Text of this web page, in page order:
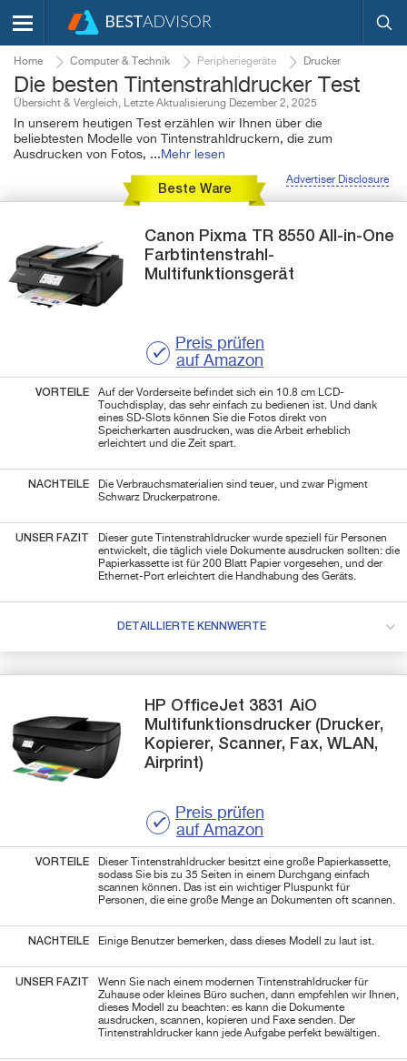
Home Computer & Technik Peripheriegeräte Drucker
Die besten Tintenstrahldrucker Test
Übersicht & Vergleich, Letzte Aktualisierung Dezember 2, 2025
In unserem heutigen Test erzählen wir Ihnen über die
beliebtesten Modelle von Tintenstrahldruckern, die zum
Ausdrucken von Fotos, ... Mehr lesen
Advertiser Disclosure
Beste Ware
Canon Pixma TR 8550 All-in-One
Farbtintenstrahl-
Multifunktionsgerät
Preis prüfen
auf Amazon
VORTEILE
Auf der Vorderseite befindet sich ein 10.8 cm LCD-
Touchdisplay, das sehr einfach zu bedienen ist. Und dank
eines SD-Slots können Sie die Fotos direkt von
Speicherkarten ausdrucken, was die Arbeit erheblich
erleichtert und die Zeit spart.
NACHTEILE
Die Verbrauchsmaterialien sind teuer, und zwar Pigment
Schwarz Druckerpatrone.
UNSER FAZIT
Dieser gute Tintenstrahldrucker wurde speziell für Personen
entwickelt, die täglich viele Dokumente ausdrucken sollten: die
Papierkassette ist für 200 Blatt Papier vorgesehen, und der
Ethernet-Port erleichtert die Handhabung des Geräts.
DETAILLIERTE KENNWERTE
HP OfficeJet 3831 AiO
Multifunktionsdrucker (Drucker,
Kopierer, Scanner, Fax, WLAN,
Airprint)
Preis prüfen
auf Amazon
VORTEILE
Dieser Tintenstrahldrucker besitzt eine große Papierkassette,
sodass Sie bis zu 35 Seiten in einem Durchgang einfach
scannen können. Das ist ein wichtiger Pluspunkt für
Personen, die eine große Menge an Dokumenten oft scannen.
NACHTEILE Einige Benutzer bemerken, dass dieses Modell zu laut ist.
UNSER FAZIT
Wenn Sie nach einem modernen Tintenstrahldrucker für
Zuhause oder kleines Büro suchen, dann empfehlen wir Ihnen,
dieses Modell zu beachten: es kann die Dokumente
ausdrucken, scannen, kopieren und Faxe senden. Der
Tintenstrahldrucker kann jede Aufgabe perfekt bewältigen.